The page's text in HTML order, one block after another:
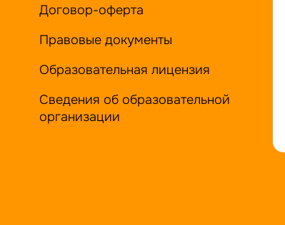
Договор-оферта
Правовые документы
Образовательная лицензия
Сведения об образовательной
организации